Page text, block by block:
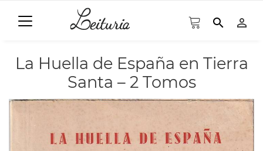
search person_outline
La Huella de España en Tierra
Santa – 2 Tomos